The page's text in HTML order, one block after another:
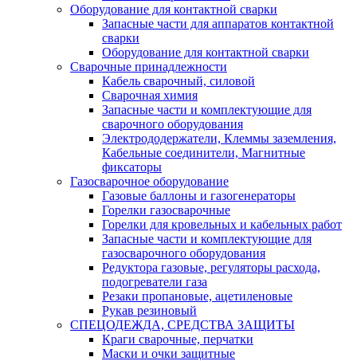
Оборудование для контактной сварки
Запасные части для аппаратов контактной
сварки
Оборудование для контактной сварки
Сварочные принадлежности
Кабель сварочный, силовой
Сварочная химия
Запасные части и комплектующие для
сварочного оборудования
Электрододержатели, Клеммы заземления,
Кабельные соединители, Магнитные
фиксаторы
Газосварочное оборудование
Газовые баллоны и газогенераторы
Горелки газосварочные
Горелки для кровельных и кабельных работ
Запасные части и комплектующие для
газосварочного оборудования
Редуктора газовые, регуляторы расхода,
подогреватели газа
Резаки пропановые, ацетиленовые
Рукав резиновый
СПЕЦОДЕЖДА, СРЕДСТВА ЗАЩИТЫ
Краги сварочные, перчатки
Маски и очки защитные